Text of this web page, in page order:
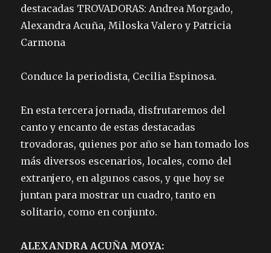
destacadas TROVADORAS: Andrea Morgado,
Alexandra Acuña, Miloska Valero y Patricia
Carmona
Conduce la periodista, Cecilia Espinosa.
En esta tercera jornada, disfrutaremos del
canto y encanto de estas destacadas
trovadoras, quienes por año se han tomado los
más diversos escenarios, locales, como del
extranjero, en algunos casos, y que hoy se
juntan para mostrar un cuadro, tanto en
solitario, como en conjunto.
ALEXANDRA ACUÑA MOYA: